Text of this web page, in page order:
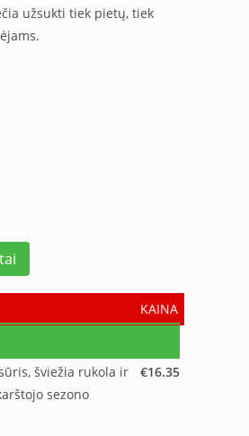
užsukti tiek pietų, tiek
KAINA
šviežia rukola ir
sezono
€16.35